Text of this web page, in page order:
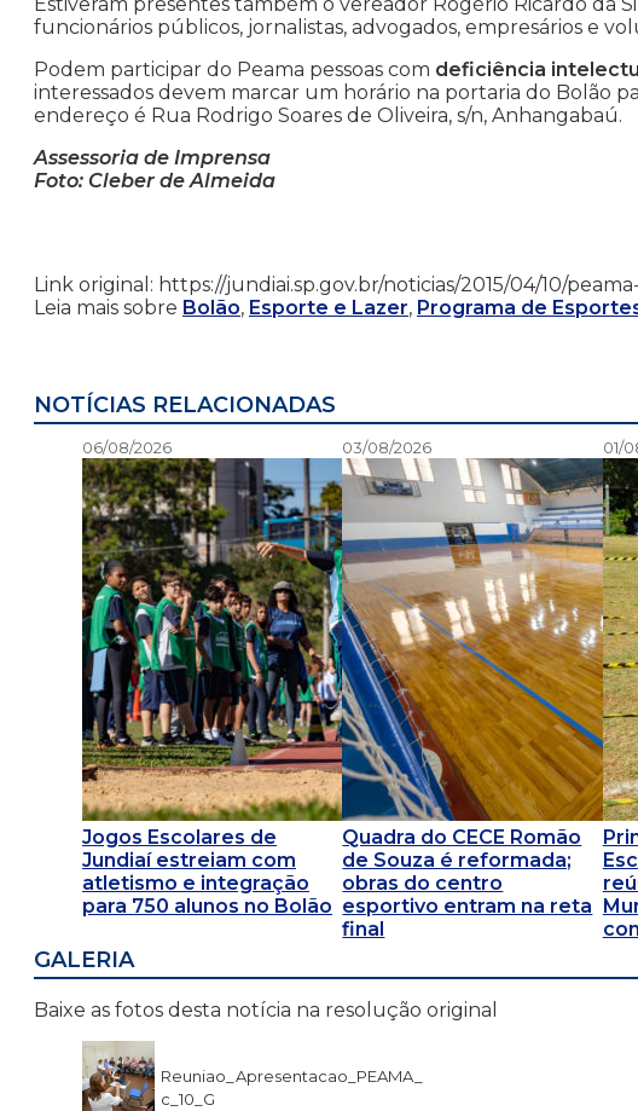
funcionários públicos, jornalistas, advogados, empresários e
Podem participar do Peama pessoas com deficiência
interessados devem marcar um horário na portaria do Bolão
endereço é Rua Rodrigo Soares de Oliveira, s/n, Anhangabaú.
Assessoria de Imprensa
Foto: Cleber de Almeida
Link original: https://jundiai.sp.gov.br/noticias/2015/04/10/
Leia mais sobre Bolão, Esporte e Lazer, Programa de
NOTÍCIAS RELACIONADAS
06/08/2026
Jogos Escolares de
Jundiaí estreiam com
atletismo e integração
para 750 alunos no Bolão
03/08/2026
Quadra do CECE Romão
de Souza é reformada;
obras do centro
esportivo entram na reta
final
01/
GALERIA
Baixe as fotos desta notícia na resolução original
Reuniao_Apresentacao_PEAMA_
c_10_G